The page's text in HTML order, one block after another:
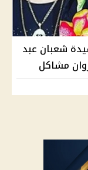
شعبان عبد
مشاكل